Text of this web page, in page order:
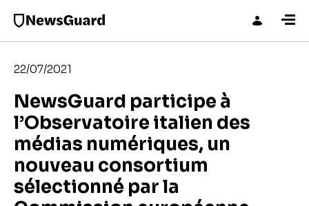
22/07/2021
NewsGuard participe à
l’Observatoire italien des
médias numériques, un
nouveau consortium
sélectionné par la